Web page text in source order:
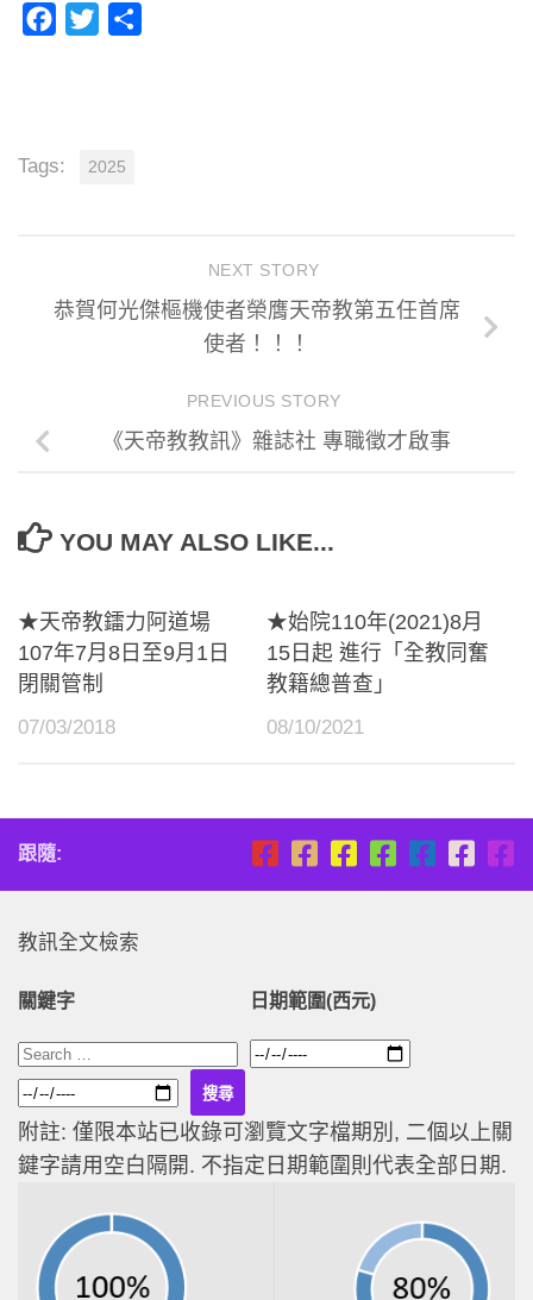
Facebook
Twitter
Tags: 2025
NEXT STORY
恭賀何光傑樞機使者榮膺天帝教第五任首席
使者！！！
PREVIOUS STORY
《天帝教教訊》雜誌社 專職徵才啟事
YOU MAY ALSO LIKE...
★天帝教鐳力阿道場
107年7月8日至9月1日
閉關管制
07/03/2018
★始院110年(2021)8月
15日起 進行「全教同奮
教籍總普查」
08/10/2021
跟隨:
教訊全文檢索
關鍵字 日期範圍(西元)
附註: 僅限本站已收錄可瀏覽文字檔期別, 二個以上關
鍵字請用空白隔開. 不指定日期範圍則代表全部日期.